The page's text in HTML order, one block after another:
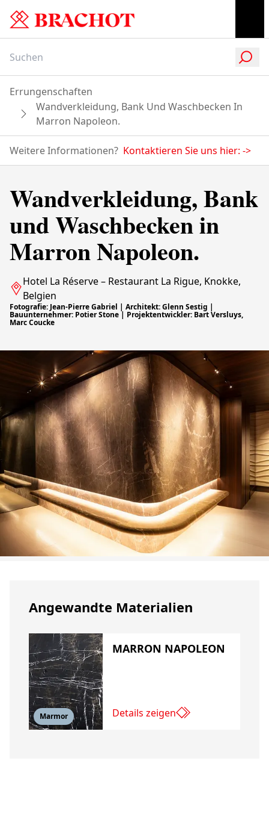
Errungenschaften
Wandverkleidung, Bank Und Waschbecken In
Marron Napoleon.
Weitere Informationen? Kontaktieren Sie uns hier: ->
Wandverkleidung, Bank
und Waschbecken in
Marron Napoleon.
Hotel La Réserve – Restaurant La Rigue, Knokke,
Belgien
Fotografie: Jean-Pierre Gabriel | Architekt: Glenn Sestig |
Bauunternehmer: Potier Stone | Projektentwickler: Bart Versluys,
Marc Coucke
Angewandte Materialien
Marmor
MARRON NAPOLEON
Details zeigen